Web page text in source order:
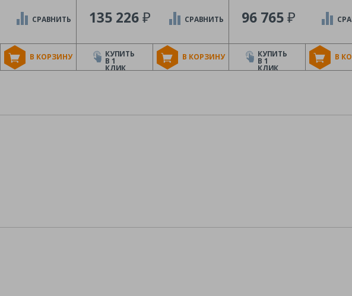
В КОРЗИНУ
СРАВНИТЬ 135 226₽
В КОРЗИНУ
СРАВНИТЬ
КУПИТЬ
В 1
КЛИК
96 765₽
В
КУПИТЬ
В 1
КЛИК